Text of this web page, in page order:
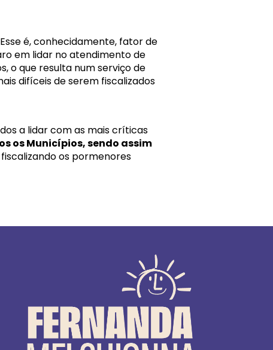
é, conhecidamente, fator de
em lidar no atendimento de
o que resulta num serviço de
difíceis de serem fiscalizados
a lidar com as mais críticas
os Municípios, sendo assim
os pormenores